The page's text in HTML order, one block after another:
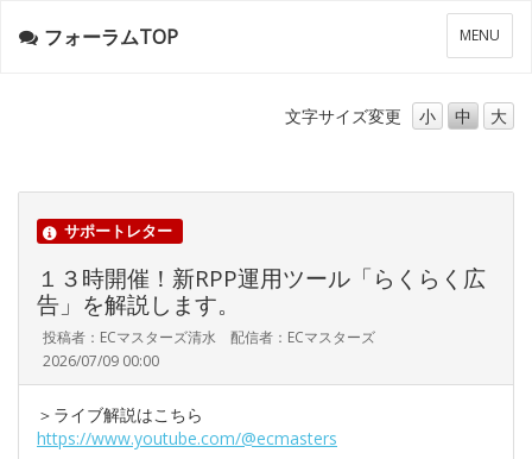
メ
ニ
ー
MENU
フォーラムTOP
文字サイズ変更 小 中 大
サポートレター
１３時開催！新RPP運用ツール「らくらく広
告」を解説します。
投稿者：ECマスターズ清水 配信者：ECマスターズ
2026/07/09 00:00
＞ライブ解説はこちら
https://www.youtube.com/@ecmasters